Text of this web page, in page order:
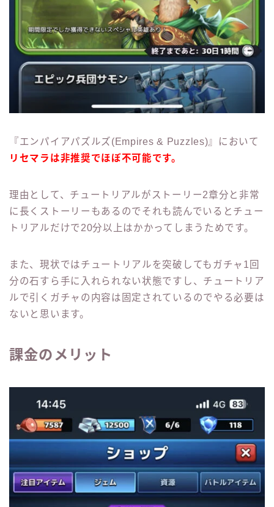
『エンパイアパズルズ(Empires & Puzzles)』において
リセマラは非推奨でほぼ不可能です。
理由として、チュートリアルがストーリー2章分と非常
に長くストーリーもあるのでそれも読んでいるとチュー
トリアルだけで20分以上はかかってしまうためです。
また、現状ではチュートリアルを突破してもガチャ1回
分の石すら手に入れられない状態ですし、チュートリア
ルで引くガチャの内容は固定されているのでやる必要は
ないと思います。
課金のメリット